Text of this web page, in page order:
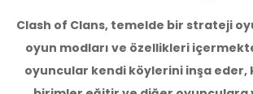
Clash of Clans, temelde bir strateji
oyun modları ve özellikleri
oyuncular kendi köylerini inşa eder,